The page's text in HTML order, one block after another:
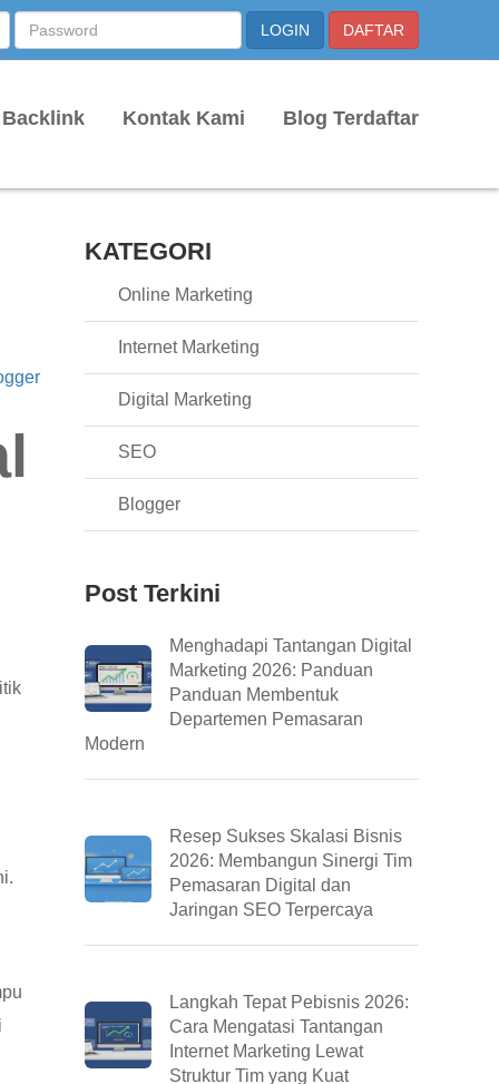
Kontak Kami Blog Terdaftar
KATEGORI
Online Marketing
Internet Marketing
Digital Marketing
SEO
Blogger
Post Terkini
Menghadapi Tantangan Digital
Marketing 2026: Panduan
Panduan Membentuk
Departemen Pemasaran
Modern
Resep Sukses Skalasi Bisnis
2026: Membangun Sinergi Tim
Pemasaran Digital dan
Jaringan SEO Terpercaya
Langkah Tepat Pebisnis 2026:
Cara Mengatasi Tantangan
Internet Marketing Lewat
Struktur Tim yang Kuat